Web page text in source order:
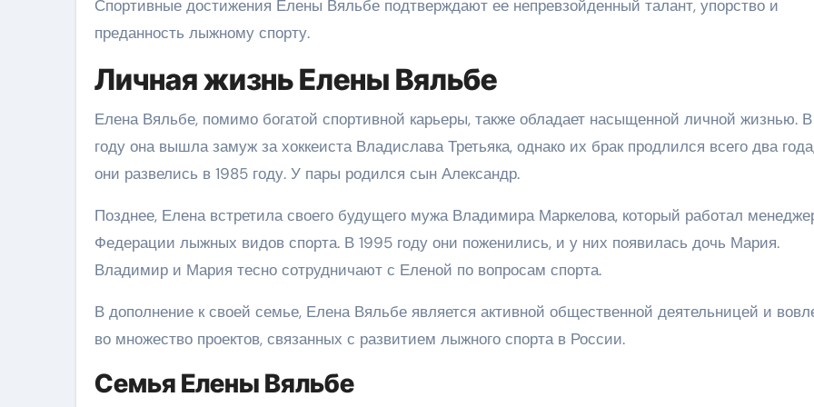
Спортивные достижения Елены Вяльбе подтверждают ее непревзойденный талант, упорство и
преданность лыжному спорту.
Личная жизнь Елены Вяльбе
Елена Вяльбе, помимо богатой спортивной карьеры, также обладает насыщенной личной жизнью.
году она вышла замуж за хоккеиста Владислава Третьяка, однако их брак продлился всего два
они развелись в 1985 году. У пары родился сын Александр.
Позднее, Елена встретила своего будущего мужа Владимира Маркелова, который работал
Федерации лыжных видов спорта. В 1995 году они поженились, и у них появилась дочь Мария.
Владимир и Мария тесно сотрудничают с Еленой по вопросам спорта.
В дополнение к своей семье, Елена Вяльбе является активной общественной деятельницей и
во множество проектов, связанных с развитием лыжного спорта в России.
Семья Елены Вяльбе